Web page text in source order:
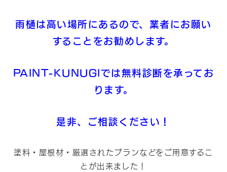
雨樋は高い場所にあるので、業者にお願い
することをお勧めします。
PAINT-KUNUGIでは無料診断を承ってお
ります。
是非、ご相談ください！
塗料・屋根材・厳選されたプランなどをご用意するこ
とが出来ました！